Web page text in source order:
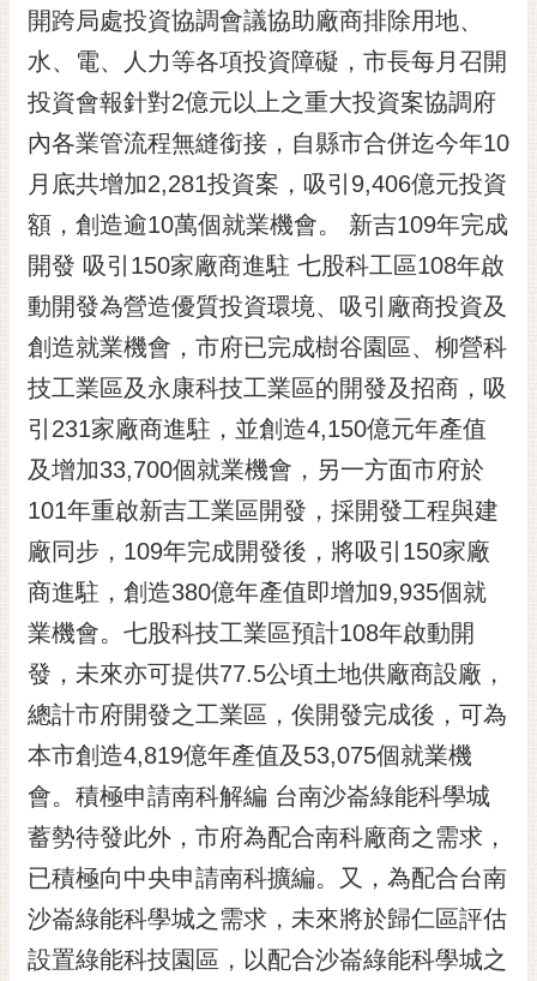
開跨局處投資協調會議協助廠商排除用地、
水、電、人力等各項投資障礙，市長每月召開
投資會報針對2億元以上之重大投資案協調府
內各業管流程無縫銜接，自縣市合併迄今年10
月底共增加2,281投資案，吸引9,406億元投資
額，創造逾10萬個就業機會。 新吉109年完成
開發 吸引150家廠商進駐 七股科工區108年啟
動開發為營造優質投資環境、吸引廠商投資及
創造就業機會，市府已完成樹谷園區、柳營科
技工業區及永康科技工業區的開發及招商，吸
引231家廠商進駐，並創造4,150億元年產值
及增加33,700個就業機會，另一方面市府於
101年重啟新吉工業區開發，採開發工程與建
廠同步，109年完成開發後，將吸引150家廠
商進駐，創造380億年產值即增加9,935個就
業機會。七股科技工業區預計108年啟動開
發，未來亦可提供77.5公頃土地供廠商設廠，
總計市府開發之工業區，俟開發完成後，可為
本市創造4,819億年產值及53,075個就業機
會。積極申請南科解編 台南沙崙綠能科學城
蓄勢待發此外，市府為配合南科廠商之需求，
已積極向中央申請南科擴編。又，為配合台南
沙崙綠能科學城之需求，未來將於歸仁區評估
設置綠能科技園區，以配合沙崙綠能科學城之